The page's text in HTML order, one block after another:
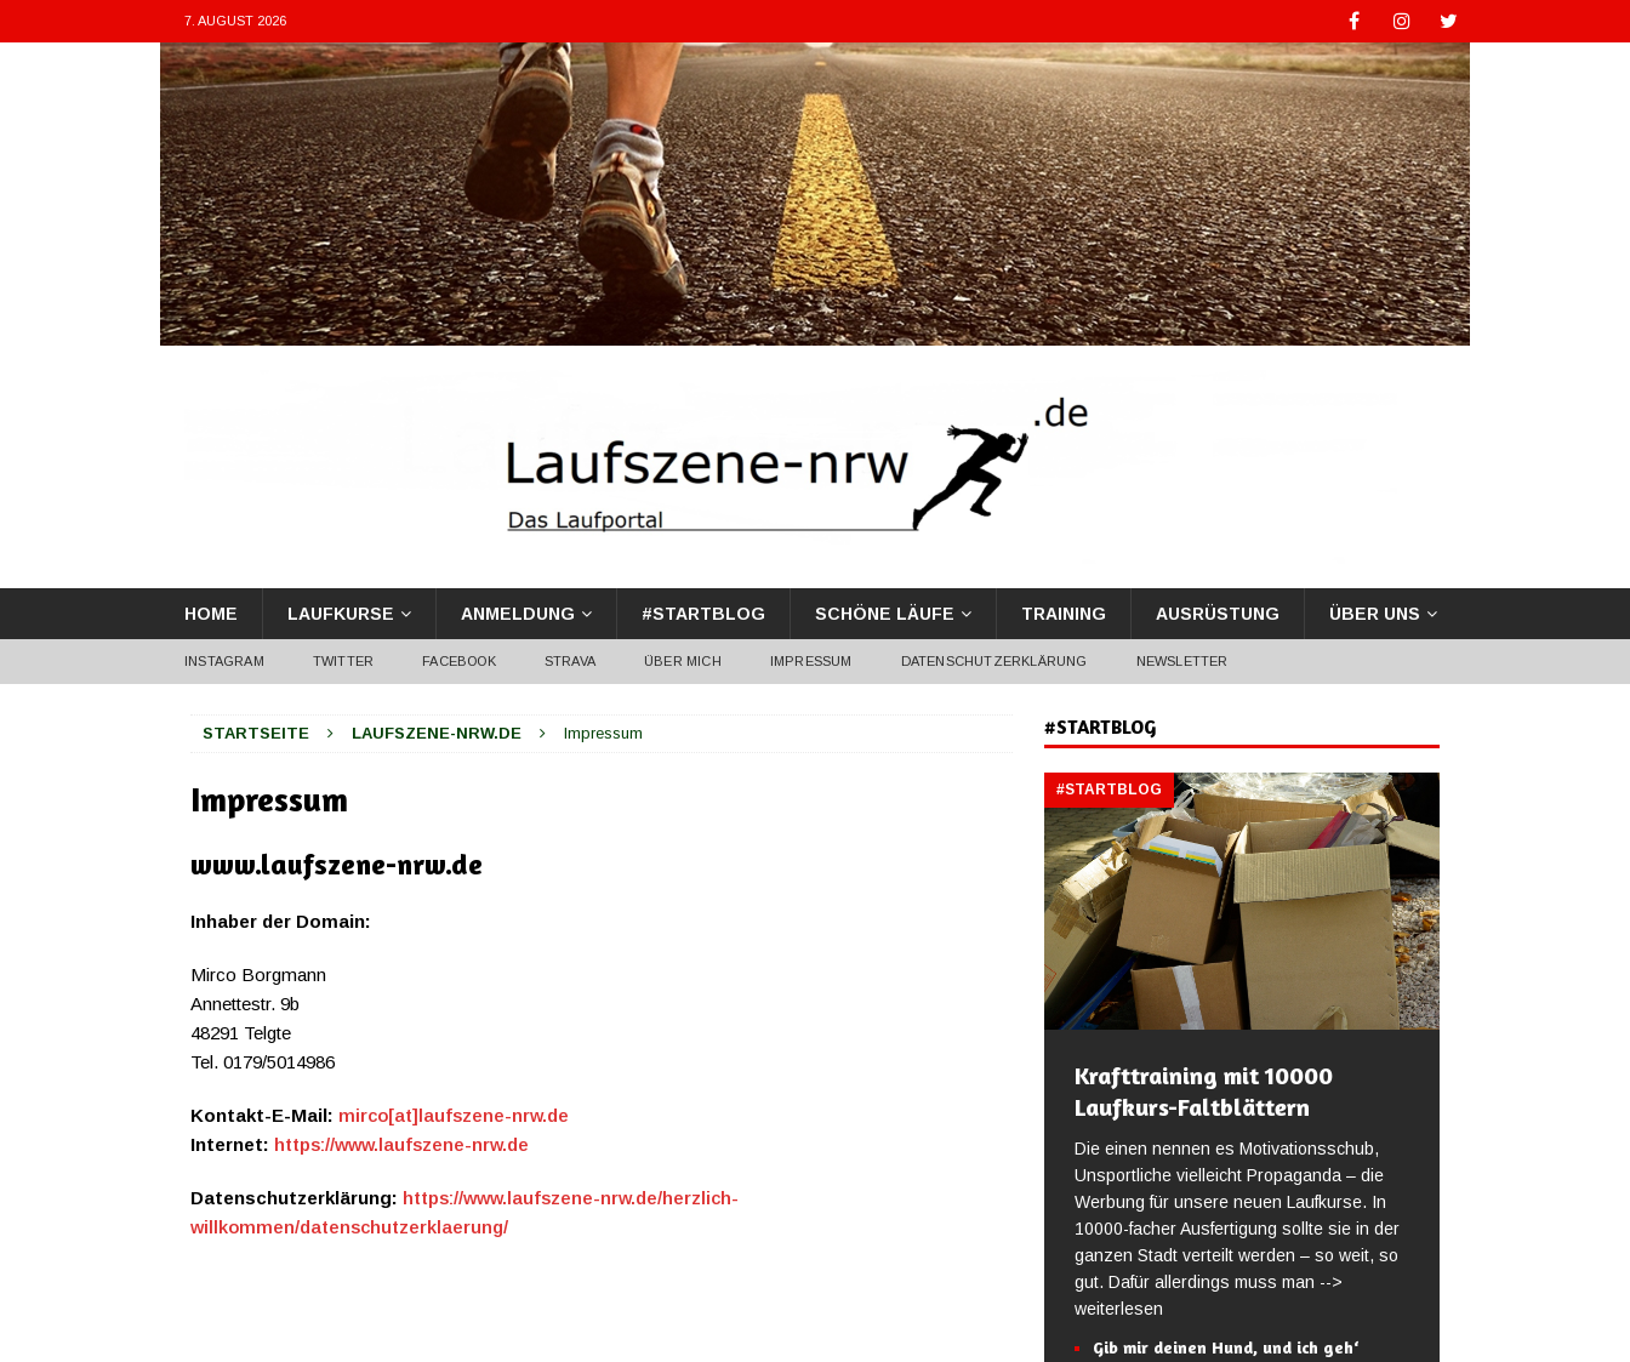
7. AUGUST 2026
HOME LAUFKURSE ANMELDUNG #STARTBLOG SCHÖNE LÄUFE TRAINING AUSRÜSTUNG ÜBER UNS
INSTAGRAM TWITTER FACEBOOK STRAVA ÜBER MICH IMPRESSUM DATENSCHUTZERKLÄRUNG NEWSLETTER
STARTSEITE LAUFSZENE-NRW.DE Impressum
Impressum
www.laufszene-nrw.de
Inhaber der Domain:
Mirco Borgmann
Annettestr. 9b
48291 Telgte
Tel. 0179/5014986
Kontakt-E-Mail: mirco[at]laufszene-nrw.de
Internet: https://www.laufszene-nrw.de
Datenschutzerklärung: https://www.laufszene-nrw.de/herzlich-
willkommen/datenschutzerklaerung/
#STARTBLOG
#STARTBLOG
Krafttraining mit 10000
Laufkurs-Faltblättern
Die einen nennen es Motivationsschub,
Unsportliche vielleicht Propaganda – die
Werbung für unsere neuen Laufkurse. In
10000-facher Ausfertigung sollte sie in der
ganzen Stadt verteilt werden – so weit, so
gut. Dafür allerdings muss man -->
weiterlesen
Gib mir deinen Hund, und ich geh‘